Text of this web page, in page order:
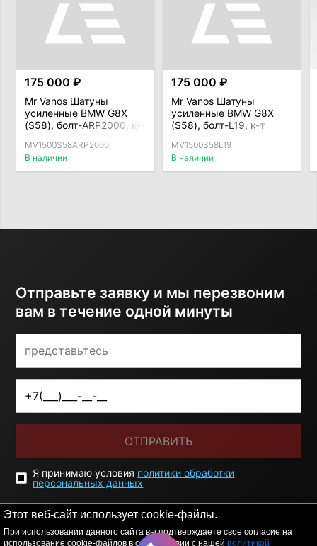
Этот веб-сайт использует cookie-файлы.
При использовании данного сайта вы подтверждаете свое согласие на
использование cookie-файлов в соответствии с нашей политикой
175 000 ₽
Mr Vanos Шатуны
усиленные BMW G8X
(S58), болт-ARP2000, к-т
MV1500S58ARP2000
В наличии
175 000 ₽
Mr Vanos Шатуны
усиленные BMW G8X
(S58), болт-L19, к-т
MV1500S58L19
В наличии
Отправьте заявку и мы перезвоним
вам в течение одной минуты
ОТПРАВИТЬ
Я принимаю условия политики обработки
персональных данных